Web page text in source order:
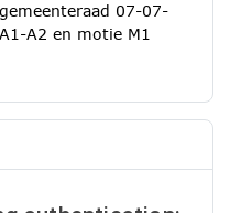
07-07-
A2 en motie M1